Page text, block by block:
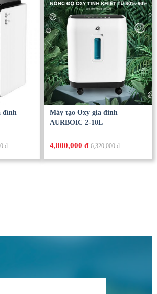
khử mùi nhỏ và Can 20L
ASFA PLUS
7,500,000 đ 8,200,000 đ